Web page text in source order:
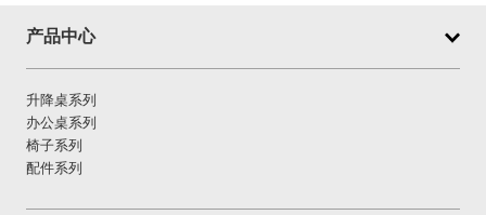
产品中心
升降桌系列
办公桌系列
椅子系列
配件系列